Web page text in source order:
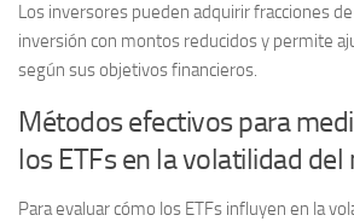
Los inversores pueden adquirir fracciones
inversión con montos reducidos y permite
según sus objetivos financieros.
Métodos efectivos para
los ETFs en la volatilidad del
Para evaluar cómo los ETFs influyen en la